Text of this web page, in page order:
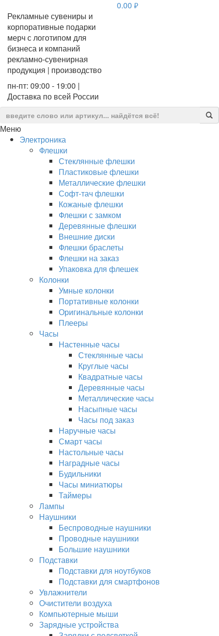
Рекламные сувениры и
корпоративные подарки
мерч с логотипом для
бизнеса и компаний
рекламно-сувенирная
продукция | производство
пн-пт: 09:00 - 19:00 |
Доставка по всей России
0.00 руб.
Меню
Электроника
Флешки
Стеклянные флешки
Пластиковые флешки
Металлические флешки
Софт-тач флешки
Кожаные флешки
Флешки с замком
Деревянные флешки
Внешние диски
Флешки браслеты
Флешки на заказ
Упаковка для флешек
Колонки
Умные колонки
Портативные колонки
Оригинальные колонки
Плееры
Часы
Настенные часы
Стеклянные часы
Круглые часы
Квадратные часы
Деревянные часы
Металлические часы
Насыпные часы
Часы под заказ
Наручные часы
Смарт часы
Настольные часы
Наградные часы
Будильники
Часы миниатюры
Таймеры
Лампы
Наушники
Беспроводные наушники
Проводные наушники
Большие наушники
Подставки
Подставки для ноутбуков
Подставки для смартфонов
Увлажнители
Очистители воздуха
Компьютерные мыши
Зарядные устройства